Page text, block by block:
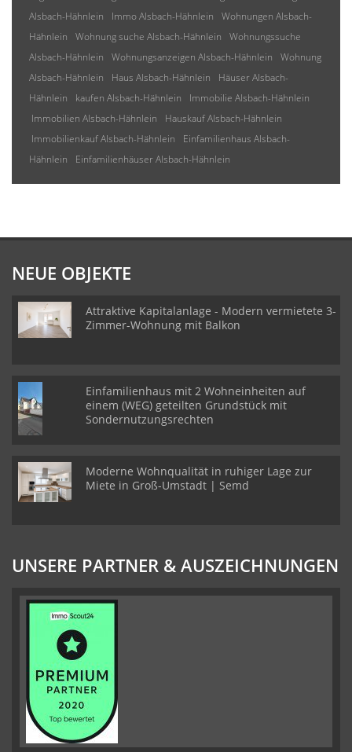
Alsbach-Hähnlein
Immo Alsbach-Hähnlein
Wohnungen Alsbach-
Hähnlein
Wohnung suche Alsbach-Hähnlein
Wohnungssuche
Alsbach-Hähnlein
Wohnungsanzeigen Alsbach-Hähnlein
Wohnung
Alsbach-Hähnlein
Haus Alsbach-Hähnlein
Häuser Alsbach-
Hähnlein
kaufen Alsbach-Hähnlein
Immobilie Alsbach-Hähnlein
Immobilien Alsbach-Hähnlein
Hauskauf Alsbach-Hähnlein
Immobilienkauf Alsbach-Hähnlein
Einfamilienhaus Alsbach-
Hähnlein
Einfamilienhäuser Alsbach-Hähnlein
NEUE OBJEKTE
Attraktive Kapitalanlage - Modern vermietete 3-
Zimmer-Wohnung mit Balkon
Einfamilienhaus mit 2 Wohneinheiten auf
einem (WEG) geteilten Grundstück mit
Sondernutzungsrechten
Moderne Wohnqualität in ruhiger Lage zur
Miete in Groß-Umstadt | Semd
UNSERE PARTNER & AUSZEICHNUNGEN